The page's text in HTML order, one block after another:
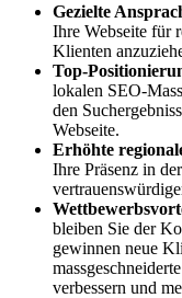
Gezielte
Ihre Webseite für
Klienten
Top-
lokalen SEO-
den
Webseite.
Erhöhte
Ihre Präsenz in
bleiben Sie der
gewinnen neue
verbessern und